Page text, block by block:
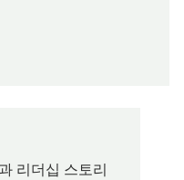
리더십 스토리